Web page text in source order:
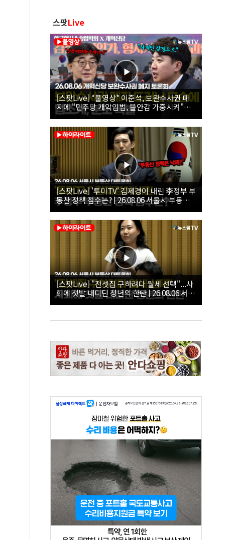
스팟Live
[스팟Live] *풀영상* 이준석, 보완수사권 폐
지에 "민주당 개악입법, 불안감 가중시켜"｜
26.08.06 개혁신당 보완수사권 폐지 토론회
[스팟Live] '투미TV' 김제경이 내린 李정부 부
동산 정책 점수는? | 26.08.06 서울시 부동산
대토론회
[스팟Live] "전셋집 구하려다 월세 선택"...사
회에 첫발 내디딘 청년의 한탄 | 26.08.06 서울
시 부동산 대토론회